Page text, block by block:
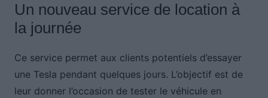
Un nouveau service de location à
la journée
Ce service permet aux clients potentiels d’essayer
une Tesla pendant quelques jours. L’objectif est de
leur donner l’occasion de tester le véhicule en